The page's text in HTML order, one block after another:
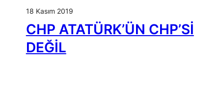
18 Kasım 2019
CHP ATATÜRK’ÜN CHP’Sİ
DEĞİL